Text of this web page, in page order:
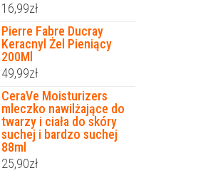
16,99zł
Pierre Fabre Ducray
Keracnyl Żel Pieniący
200Ml
49,99zł
CeraVe Moisturizers
mleczko nawilżające do
twarzy i ciała do skóry
suchej i bardzo suchej
88ml
25,90zł